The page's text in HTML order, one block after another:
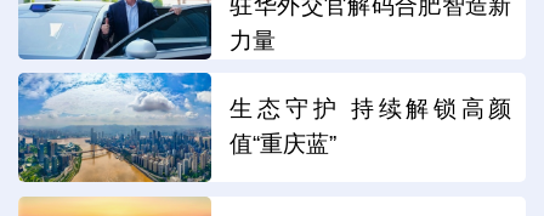
驻华外交官解码合肥智造新
力量
生态守护 持续解锁高颜
值“重庆蓝”